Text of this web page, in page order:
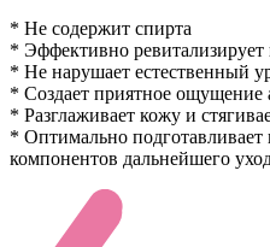
* Не содержит спирта
* Эффективно ревитализирует
* Не нарушает естественный
* Создает приятное ощущение
* Разглаживает кожу и
* Оптимально
компонентов дальнейшего